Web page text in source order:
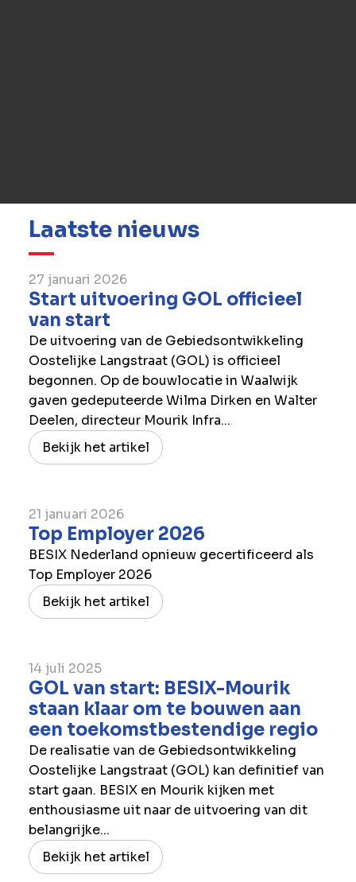
Laatste nieuws
27 januari 2026
Start uitvoering GOL officieel
van start
De uitvoering van de Gebiedsontwikkeling
Oostelijke Langstraat (GOL) is officieel
begonnen. Op de bouwlocatie in Waalwijk
gaven gedeputeerde Wilma Dirken en Walter
Deelen, directeur Mourik Infra...
Bekijk het artikel
21 januari 2026
Top Employer 2026
BESIX Nederland opnieuw gecertificeerd als
Top Employer 2026
Bekijk het artikel
14 juli 2025
GOL van start: BESIX-Mourik
staan klaar om te bouwen aan
een toekomstbestendige regio
De realisatie van de Gebiedsontwikkeling
Oostelijke Langstraat (GOL) kan definitief van
start gaan. BESIX en Mourik kijken met
enthousiasme uit naar de uitvoering van dit
belangrijke...
Bekijk het artikel